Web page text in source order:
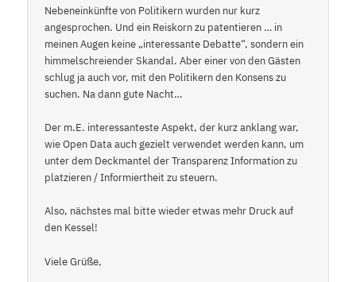
Nebeneinkünfte von Politikern wurden nur kurz
angesprochen. Und ein Reiskorn zu patentieren … in
meinen Augen keine „interessante Debatte“, sondern ein
himmelschreiender Skandal. Aber einer von den Gästen
schlug ja auch vor, mit den Politikern den Konsens zu
suchen. Na dann gute Nacht…
Der m.E. interessanteste Aspekt, der kurz anklang war,
wie Open Data auch gezielt verwendet werden kann, um
unter dem Deckmantel der Transparenz Information zu
platzieren / Informiertheit zu steuern.
Also, nächstes mal bitte wieder etwas mehr Druck auf
den Kessel!
Viele Grüße,